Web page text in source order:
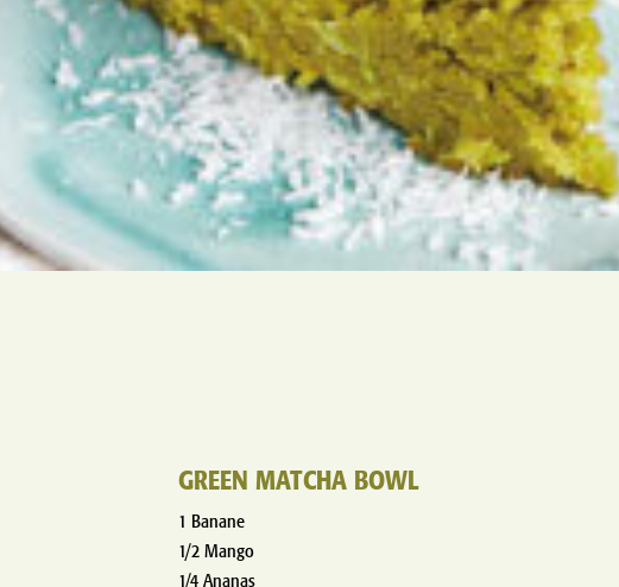
GREEN MATCHA BOWL
1 Banane
1/2 Mango
1/4 Ananas